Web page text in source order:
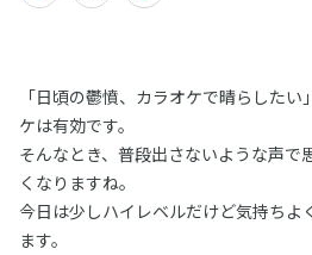
「日頃の鬱憤、カラオケで晴らした
ケは有効です。
そんなとき、普段出さないような声で
くなりますね。
今日は少しハイレベルだけど気持ちよ
ます。